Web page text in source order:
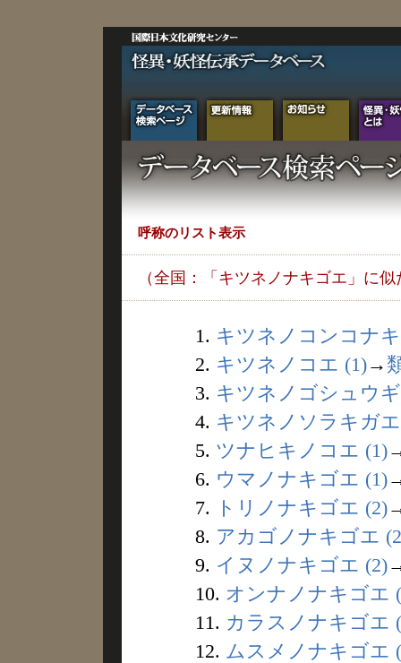
呼称のリスト表示
（全国：「キツネノナキゴエ」に
1. キツネノコンコナ
2. キツネノコエ (1)→
3. キツネノゴシュウ
4. キツネノソラキガ
5. ツナヒキノコエ (1)
6. ウマノナキゴエ (1)
7.
トリノナキゴエ (2)
8. アカゴノナキゴエ
9. イヌノナキゴエ (2)
10. オンナノナキゴエ
11. カラスノナキゴエ
12. ムスメノナキゴエ